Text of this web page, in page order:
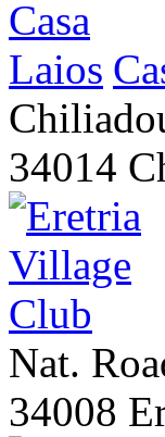
34014
Nat.
34008